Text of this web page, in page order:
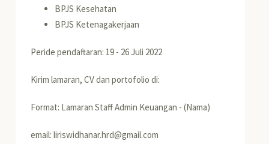
BPJS Kesehatan
BPJS Ketenagakerjaan
Peride pendaftaran: 19 - 26 Juli 2022
Kirim lamaran, CV dan portofolio di:
Format: Lamaran Staff Admin Keuangan - (Nama)
email: liriswidhanar.hrd@gmail.com